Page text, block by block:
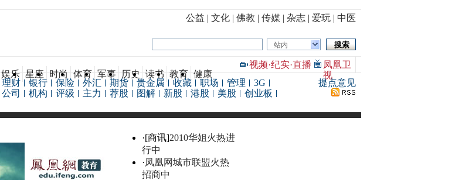
公益 | 文化 | 佛教 | 传媒 | 杂志 | 爱玩 | 中医
站内
娱乐 星座 时尚 体育 军事 历史 读书 教育 健康
视频·纪实·直播
凤凰卫
视
理财 银行 保险 外汇 期货 贵金属 收藏 职场 管理
3G
公司 机构 评级 主力 荐股 图解 新股 港股 美股
创业板
提点意见
·[商讯]2010华姐火热进
行中
·凤凰网城市联盟火热
招商中